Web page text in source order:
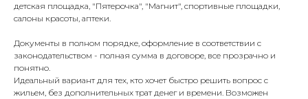
детская площадка, "Пятерочка", "Магнит", спортивные площадки,
салоны красоты, аптеки.
Документы в полном порядке, оформление в соответствии с
законодательством - полная сумма в договоре, все прозрачно и
понятно.
Идеальный вариант для тех, кто хочет быстро решить вопрос с
жильем, без дополнительных трат денег и времени. Возможен